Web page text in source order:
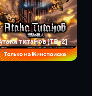
титанов [ТВ-2]